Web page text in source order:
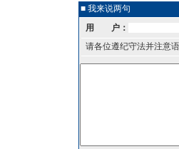
■ 我来说两句
用 户：
请各位遵纪守法并注意语